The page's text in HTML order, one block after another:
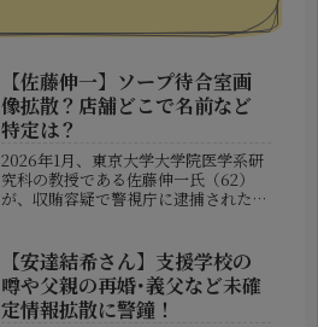
【佐藤伸一】ソープ待合室画
像拡散？店舗どこで名前など
特定は？
2026年1月、東京大学大学院医学系研
究科の教授である佐藤伸一氏（62）
が、収賄容疑で警視庁に逮捕されたこ
が拡散している」「ソープランド内で
撮られた場面が流出している」とい...
【安達結希さん】支援学校の
噂や父親の再婚･義父など未確
定情報拡散に警鐘！